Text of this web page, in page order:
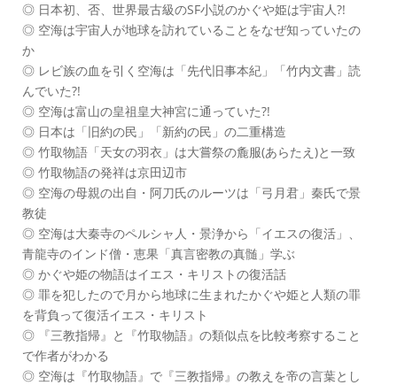
◎ 日本初、否、世界最古級のSF小説のかぐや姫は宇宙人?!
◎ 空海は宇宙人が地球を訪れていることをなぜ知っていたの
か
◎ レビ族の血を引く空海は「先代旧事本紀」「竹内文書」読
んでいた?!
◎ 空海は富山の皇祖皇大神宮に通っていた?!
◎ 日本は「旧約の民」「新約の民」の二重構造
◎ 竹取物語「天女の羽衣」は大嘗祭の麁服(あらたえ)と一致
◎ 竹取物語の発祥は京田辺市
◎ 空海の母親の出自・阿刀氏のルーツは「弓月君」秦氏で景
教徒
◎ 空海は大秦寺のペルシャ人・景浄から「イエスの復活」、
青龍寺のインド僧・恵果「真言密教の真髄」学ぶ
◎ かぐや姫の物語はイエス・キリストの復活話
◎ 罪を犯したので月から地球に生まれたかぐや姫と人類の罪
を背負って復活イエス・キリスト
◎ 『三教指帰』と『竹取物語』の類似点を比較考察すること
で作者がわかる
◎ 空海は『竹取物語』で『三教指帰』の教えを帝の言葉とし